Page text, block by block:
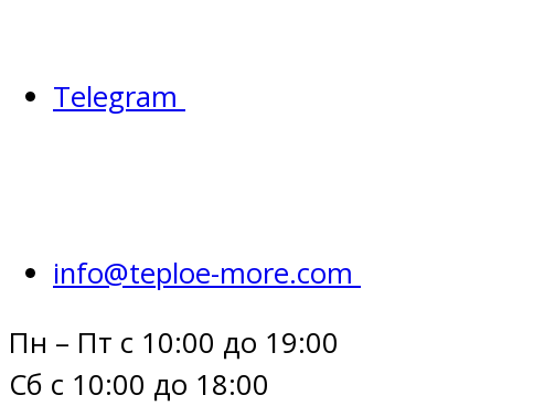
Telegram
info@teploe-more.com
Пн – Пт с 10:00 до 19:00
Сб с 10:00 до 18:00